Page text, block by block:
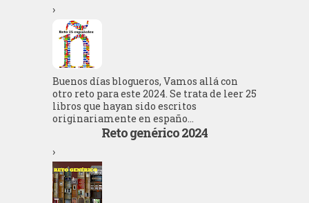
›
Buenos días blogueros, Vamos allá con
otro reto para este 2024. Se trata de leer 25
libros que hayan sido escritos
originariamente en españo...
Reto genérico 2024
›